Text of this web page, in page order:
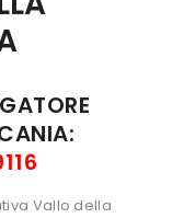
Vallo della